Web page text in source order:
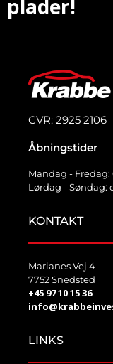
plader!
CVR: 2925 2106
Åbningstider
Mandag - Fredag:
Lørdag - Søndag:
KONTAKT
Marianes Vej 4
7752 Snedsted
+45 97 10 15 36
LINKS